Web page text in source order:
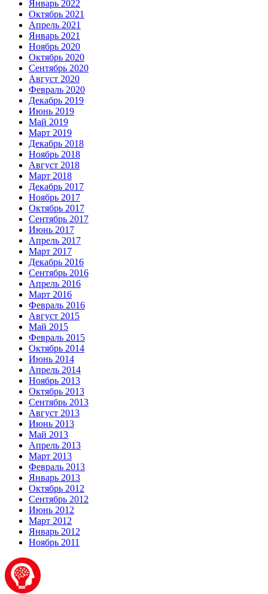
Январь 2022
Октябрь 2021
Апрель 2021
Январь 2021
Ноябрь 2020
Октябрь 2020
Сентябрь 2020
Август 2020
Февраль 2020
Декабрь 2019
Июнь 2019
Май 2019
Март 2019
Декабрь 2018
Ноябрь 2018
Август 2018
Март 2018
Декабрь 2017
Ноябрь 2017
Октябрь 2017
Сентябрь 2017
Июнь 2017
Апрель 2017
Март 2017
Декабрь 2016
Сентябрь 2016
Апрель 2016
Март 2016
Февраль 2016
Август 2015
Май 2015
Февраль 2015
Октябрь 2014
Июнь 2014
Апрель 2014
Ноябрь 2013
Октябрь 2013
Сентябрь 2013
Август 2013
Июнь 2013
Май 2013
Апрель 2013
Март 2013
Февраль 2013
Январь 2013
Октябрь 2012
Сентябрь 2012
Июнь 2012
Март 2012
Январь 2012
Ноябрь 2011